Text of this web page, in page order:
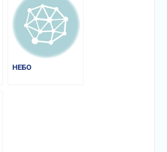
НЕБО